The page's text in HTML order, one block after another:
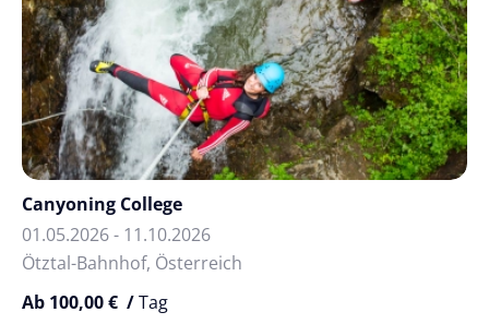
Canyoning College
01.05.2026 - 11.10.2026
Ötztal-Bahnhof, Österreich
Ab 100,00 € /Tag